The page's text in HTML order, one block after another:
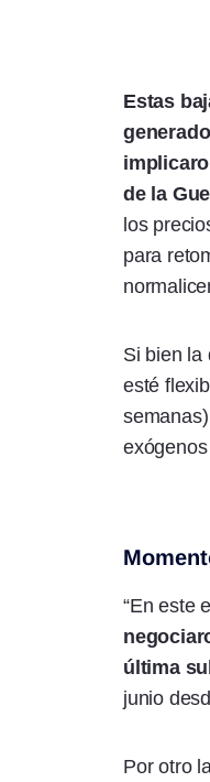
Estas
de la
los
para
Si bien la
esté
“En este
última
junio
Por otro